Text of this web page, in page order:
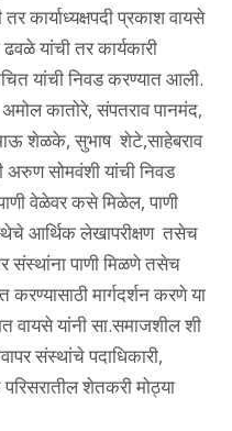
कार्याध्यक्षपदी प्रकाश वायसे
यांची तर कार्यकारी
यांची निवड करण्यात आली.
कातोरे, संपतराव पानमंद,
शेळके, सुभाष शेटे,साहेबराव
अरुण सोमवंशी यांची निवड
वेळेवर कसे मिळेल, पाणी
आर्थिक लेखापरीक्षण तसेच
संस्थांना पाणी मिळणे तसेच
मार्गदर्शन करणे या
यांनी सा.समाजशील शी
संस्थांचे पदाधिकारी,
शेतकरी मोठ्या